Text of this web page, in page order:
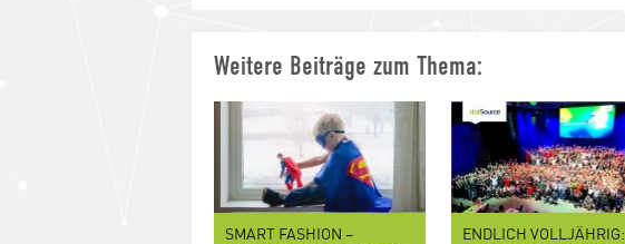
Weitere Beiträge zum Thema:
SMART FASHION –
ENDLICH VOLLJÄHRIG: